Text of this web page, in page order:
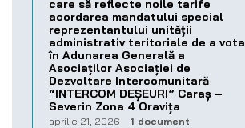
care să reflecte noile tarife
acordarea mandatului special
reprezentantului unității
administrativ teritoriale de a vota
în Adunarea Generală a
Asociaților Asociației de
Dezvoltare Intercomunitară
“INTERCOM DEȘEURI” Caraș –
Severin Zona 4 Oravița
aprilie 21, 2026 1 document